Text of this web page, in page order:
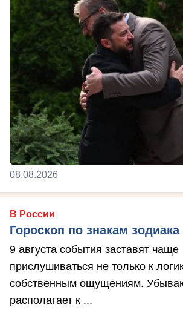
08.08.2026
В России
Гороскоп по знакам зодиака
9 августа события заставят чаще
прислушиваться не только к
собственным ощущениям.
располагает к ...